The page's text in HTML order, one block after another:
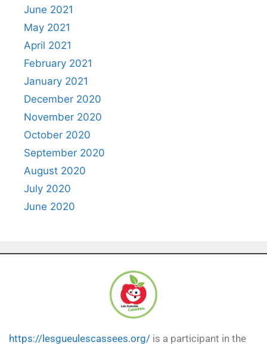
June 2021
May 2021
April 2021
February 2021
January 2021
December 2020
November 2020
October 2020
September 2020
August 2020
July 2020
June 2020
https://lesgueulescassees.org/ is a participant in the